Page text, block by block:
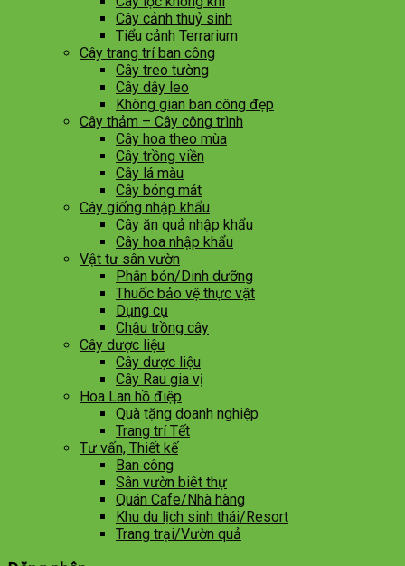
Cây cảnh thuỷ sinh
Tiểu cảnh Terrarium
Cây trang trí ban công
Cây treo tường
Cây dây leo
Không gian ban công đẹp
Cây thảm – Cây công trình
Cây hoa theo mùa
Cây trồng viền
Cây lá màu
Cây bóng mát
Cây giống nhập khẩu
Cây ăn quả nhập khẩu
Cây hoa nhập khẩu
Vật tư sân vườn
Phân bón/Dinh dưỡng
Thuốc bảo vệ thực vật
Dụng cụ
Chậu trồng cây
Cây dược liệu
Cây dược liệu
Cây Rau gia vị
Hoa Lan hồ điệp
Quà tặng doanh nghiệp
Trang trí Tết
Tư vấn, Thiết kế
Ban công
Sân vườn biêt thự
Quán Cafe/Nhà hàng
Khu du lịch sinh thái/Resort
Trang trại/Vườn quả